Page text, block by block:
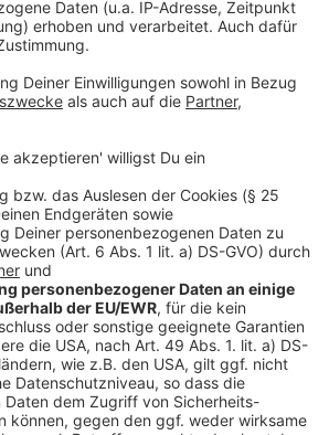
Sie ist jetzt Privatdetektivin!
TV+
Küche. Keine gute Idee!